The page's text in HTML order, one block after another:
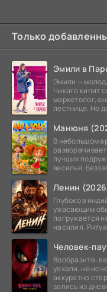
Только
Эмили в
Эмили —
Чикаго кипит
маркетолог,
лестнице. Но
Манюня
В небольшом
лучших
веселья,
Ленин
Глубоко в
ужасающим
погружается
насилия.
Человек-
Вообразите:
уехали, не
аккуратно
запись из